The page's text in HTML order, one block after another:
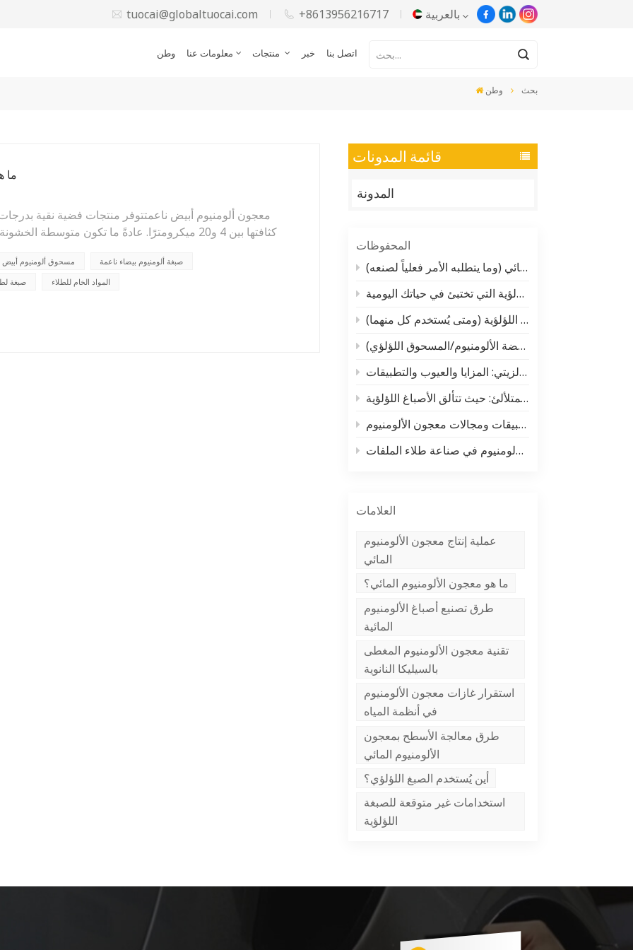
tuocai@globaltuocai.com +8613956216717 بالعربية
Español
Português
Tiếng Việt
بالعربية
中文
وطن معلومات عنا خبر اتصل بنا
وطن بحث
قائمة المدونات
المدونة
المحفوظات
لماذا يتحدث الجميع عن معجون الألومنيوم المائي (وما يتطلبه الأمر فعلياً لصنعه)
لا يمكنك أن تتخيل كمية الصبغة اللؤلؤية التي تختبئ في حياتك اليومية
الفرق الحقيقي بين معجون الألومنيوم والصبغة اللؤلؤية (ومتى يُستخدم كل منهما)
لا غنى عنه لمستخدمي ومصنعي دهانات السيارات! تحليل شامل لأنواع الدهانات والمواد الخام الأساسية (معجون الفضة الألومنيوم/المسحوق اللؤلؤي)
معجون الألومنيوم المائي مقابل معجون الألومنيوم الزيتي: المزايا والعيوب والتطبيقات
تطبيقات ومجالات معجون الألومنيوم
تطبيقات معجون الألومنيوم في صناعة طلاء الملفات
العلامات
عملية إنتاج معجون الألومنيوم
المائي
ما هو معجون الألومنيوم المائي؟
طرق تصنيع أصباغ الألومنيوم
المائية
تقنية معجون الألومنيوم المغطى
بالسيليكا النانوية
استقرار غازات معجون الألومنيوم
في أنظمة المياه
طرق معالجة الأسطح بمعجون
الألومنيوم المائي
أين يُستخدم الصبغ اللؤلؤي؟
استخدامات غير متوقعة للصبغة
اللؤلؤية
ما
كثافتها بين 4 و20 ميكرومترًا. عادةً ما تكون
السلسلة من المنتجات بطريقة خاصة، وتتميز ببياض عالٍ
وأملس. وتنقسم هذه السلسلة، وفقاً لخصائصها ومتطلباتها
وطلاء السفن، وطلاءات الأساس المضادة للصدأ، وأحبار
مسحوق ألومنيوم أبيض
صبغة ألومنيوم بيضاء ناعمة
صبغة المواد الخام للطلاء